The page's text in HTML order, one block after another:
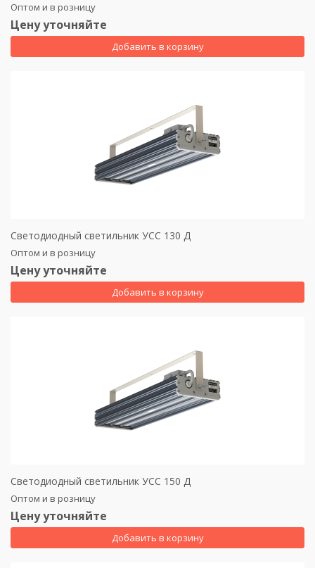
Оптом и в розницу
Цену уточняйте
Добавить в корзину
Светодиодный светильник УСС 130 Д
Оптом и в розницу
Цену уточняйте
Добавить в корзину
Светодиодный светильник УСС 150 Д
Оптом и в розницу
Цену уточняйте
Добавить в корзину